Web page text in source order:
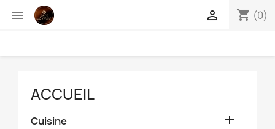
 shopping_cart (0)

ACCUEIL
Cuisine 